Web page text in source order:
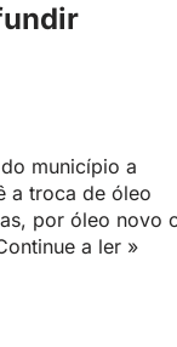
município a
a troca de óleo
por óleo novo
a ler »